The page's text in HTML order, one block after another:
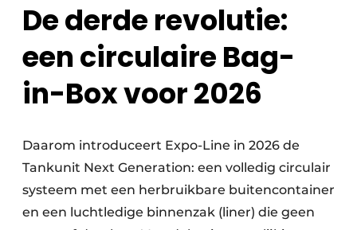
De derde revolutie:
een circulaire Bag-
in-Box voor 2026
Daarom introduceert Expo-Line in 2026 de
Tankunit Next Generation: een volledig circulair
systeem met een herbruikbare buitencontainer
en een luchtledige binnenzak (liner) die geen